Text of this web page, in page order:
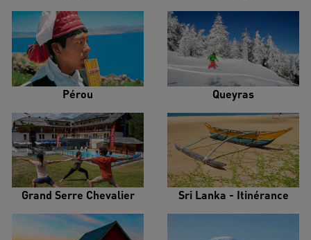
Pérou Queyras
Grand Serre Chevalier Sri Lanka - Itinérance